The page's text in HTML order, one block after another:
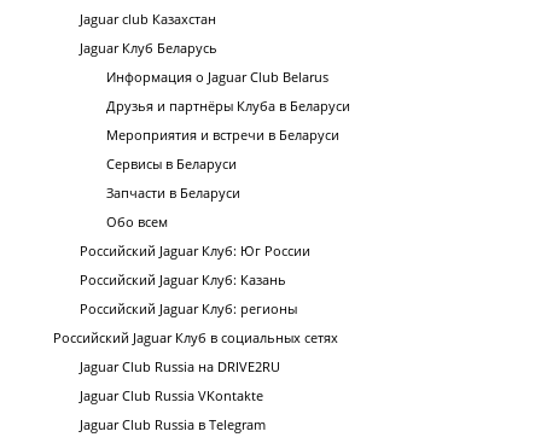
Jaguar club Казахстан
Jaguar Клуб Беларусь
Информация о Jaguar Club Belarus
Друзья и партнёры Клуба в Беларуси
Мероприятия и встречи в Беларуси
Сервисы в Беларуси
Запчасти в Беларуси
Обо всем
Российский Jaguar Клуб: Юг России
Российский Jaguar Клуб: Казань
Российский Jaguar Клуб: регионы
Российский Jaguar Клуб в социальных сетях
Jaguar Club Russia на DRIVE2RU
Jaguar Club Russia VKontakte
Jaguar Club Russia в Telegram